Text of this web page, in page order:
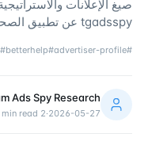
صيغ الإعلانات
tgadsspy عن تطبيق الصحة والعافية هذا.
#
advertiser-profile
#
betterhelp
#
Ads Spy Research
2026-05-27
·
2
min read